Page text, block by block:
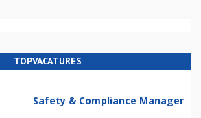
TOPVACATURES
Safety & Compliance Manager